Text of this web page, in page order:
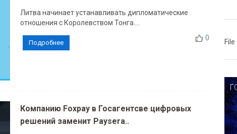
Литва начинает устанавливать дипломатические
отношения с Королевством Тонга....
0
Подробнее
Компанию Foxpay в Госагентсве цифровых
решений заменит Paysera..